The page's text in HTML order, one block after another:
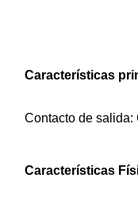
Características
Contacto de salida:
Características